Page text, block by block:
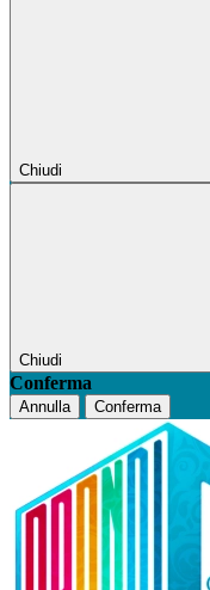
Chiudi
Chiudi
Conferma
Annulla Conferma